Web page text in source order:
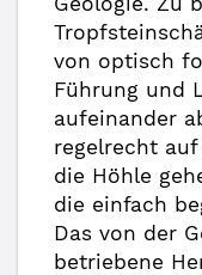
von optisch
Führung und
aufeinander
regelrecht
die Höhle
die einfach
Das von der
betriebene